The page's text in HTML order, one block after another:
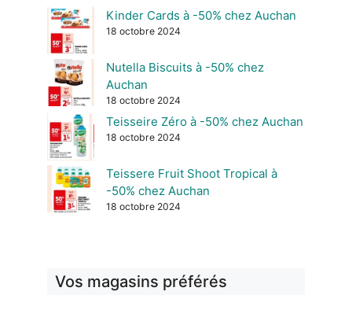
Kinder Cards à -50% chez Auchan
18 octobre 2024
Nutella Biscuits à -50% chez
Auchan
18 octobre 2024
Teisseire Zéro à -50% chez Auchan
18 octobre 2024
Teissere Fruit Shoot Tropical à
-50% chez Auchan
18 octobre 2024
Vos magasins préférés